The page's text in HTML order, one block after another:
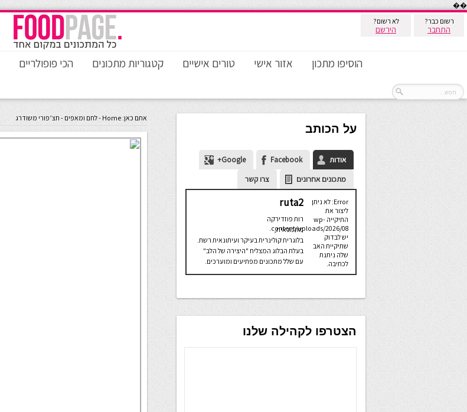
��
רשום כבר?
התחבר
לא רשום?
הירשם
הוסיפו מתכון אזור אישי טורים אישיים קטגוריות מתכונים הכי פופולריים
אתם כאן: Home
-לחם ומאפים -חצ’פורי משודרג
על הכותב
אודות Facebook
Google+
מתכונים אחרונים
צרו קשר
Error: לא ניתן
ליצור את
התיקייה wp-
content/uploads/2026/08.
יש לבדוק
שתיקיית האב
שלה ניתנת
לכתיבה.
ruta2
רות פוזדירקה
מתכונאית,
בלוגרית קולינרית בעיקר ועיתונאית רשת.
בעלת הבלוג המצליח "היצירה של הלב"
עם שלל מתכונים מפתיעים ומוערכים.
הצטרפו לקהילה שלנו